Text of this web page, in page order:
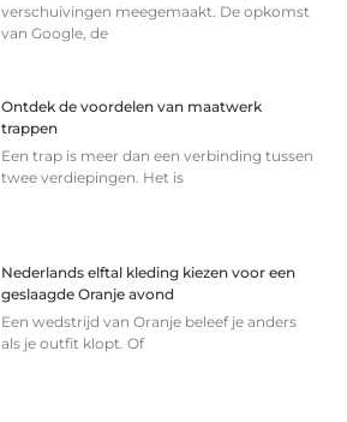
verschuivingen meegemaakt. De opkomst
van Google, de
Ontdek de voordelen van maatwerk
trappen
Een trap is meer dan een verbinding tussen
twee verdiepingen. Het is
Nederlands elftal kleding kiezen voor een
geslaagde Oranje avond
Een wedstrijd van Oranje beleef je anders
als je outfit klopt. Of